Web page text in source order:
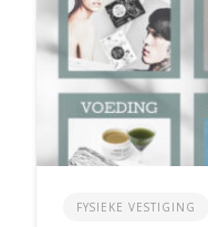
FYSIEKE VESTIGING